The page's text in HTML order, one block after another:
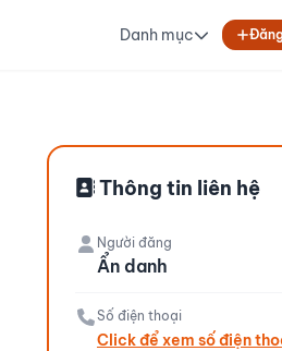
Danh mục
Thông tin liên hệ
Người đăng
Ẩn danh
Số điện thoại
Click để xem số điện